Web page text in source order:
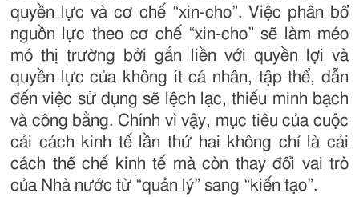
quyền lực và cơ chế “xin-cho”. Việc phân bổ
nguồn lực theo cơ chế “xin-cho” sẽ làm méo
mó thị trường bởi gắn liền với quyền lợi và
quyền lực của không ít cá nhân, tập thể, dẫn
đến việc sử dụng sẽ lệch lạc, thiếu minh bạch
và công bằng. Chính vì vậy, mục tiêu của cuộc
cải cách kinh tế lần thứ hai không chỉ là cải
cách thể chế kinh tế mà còn thay đổi vai trò
của Nhà nước từ “quản lý” sang “kiến tạo”.